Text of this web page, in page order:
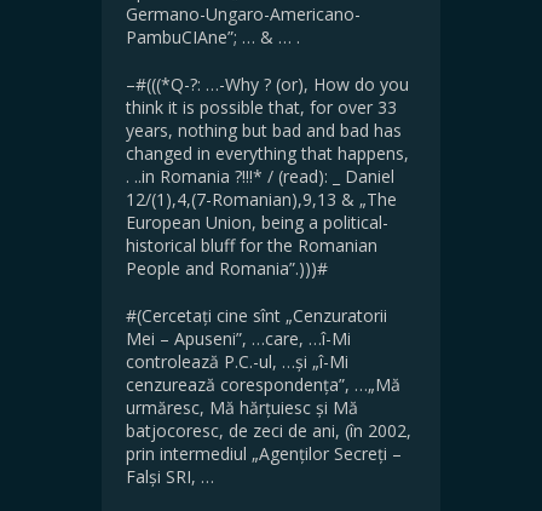
Germano-Ungaro-Americano-
PambuCIAne”; … & … .
–#(((*Q-?: …-Why ? (or), How do you
think it is possible that, for over 33
years, nothing but bad and bad has
changed in everything that happens,
. ..in Romania ?!!!* / (read): _ Daniel
12/(1),4,(7-Romanian),9,13 & „The
European Union, being a political-
historical bluff for the Romanian
People and Romania”.)))#
#(Cercetați cine sînt „Cenzuratorii
Mei – Apuseni”, …care, …î-Mi
controlează P.C.-ul, …și „î-Mi
cenzurează corespondența”, …„Mă
urmăresc, Mă hărțuiesc și Mă
batjocoresc, de zeci de ani, (în 2002,
prin intermediul „Agenților Secreți –
Falși SRI, …